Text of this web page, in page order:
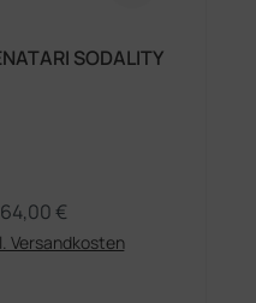
SODALITY
Regulärer Preis:
64,00 €
Versandkosten